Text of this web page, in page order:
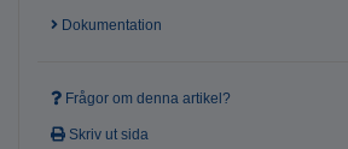
Dokumentation
Frågor om denna artikel?
Skriv ut sida